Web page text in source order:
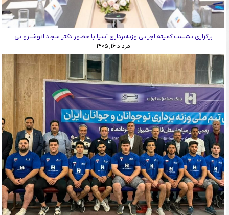
برگزاری نشست کمیته اجرایی وزنه‌برداری آسیا با حضور دکتر سجاد انوشیروانی
مرداد ۱۶, ۱۴۰۵